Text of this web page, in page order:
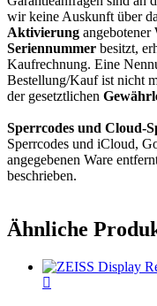
wir keine Auskunft über
Aktivierung angebotener
Seriennummer besitzt,
Kaufrechnung. Eine
Bestellung/Kauf ist nicht
der gesetztlichen
Sperrcodes und Cloud-
Sperrcodes und iCloud,
angegebenen Ware
beschrieben.
Ähnliche